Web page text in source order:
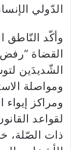
الدّولي
‏وأكّد النّاطق
القضاة “رفض
الشّديدَين
ومواصلة
ومراكز
لقواعد
ذات الصّلة،